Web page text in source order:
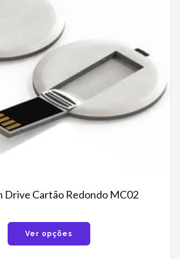
Drive Cartão Redondo MC02
Ver opções